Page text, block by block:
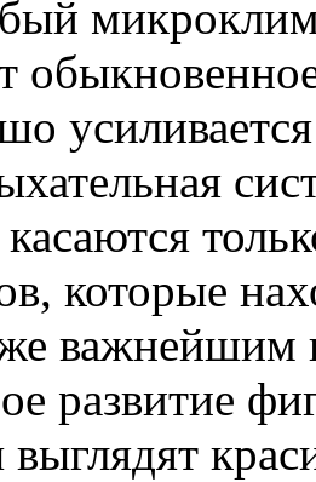
которые
важнейшим
развитие